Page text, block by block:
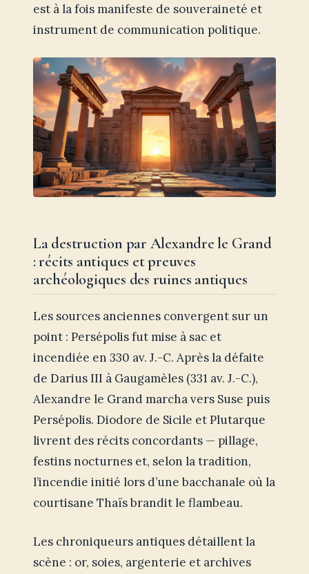
est à la fois manifeste de souveraineté et
instrument de communication politique.
La destruction par Alexandre le Grand
: récits antiques et preuves
archéologiques des ruines antiques
Les sources anciennes convergent sur un
point : Persépolis fut mise à sac et
incendiée en 330 av. J.-C. Après la défaite
de Darius III à Gaugamèles (331 av. J.-C.),
Alexandre le Grand marcha vers Suse puis
Persépolis. Diodore de Sicile et Plutarque
livrent des récits concordants — pillage,
festins nocturnes et, selon la tradition,
l’incendie initié lors d’une bacchanale où la
courtisane Thaïs brandit le flambeau.
Les chroniqueurs antiques détaillent la
scène : or, soies, argenterie et archives